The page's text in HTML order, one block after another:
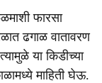
फारसा
ढगाळ वातावरण
या किडीच्या
माहिती घेऊ.